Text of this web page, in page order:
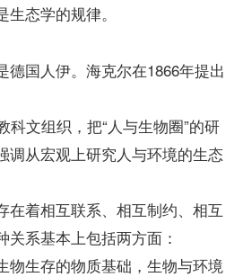
态学的规律。
国人伊。海克尔在1866年提出
文组织，把“人与生物圈”的研
调从宏观上研究人与环境的生态
着相互联系、相互制约、相互
系基本上包括两方面：
生存的物质基础，生物与环境